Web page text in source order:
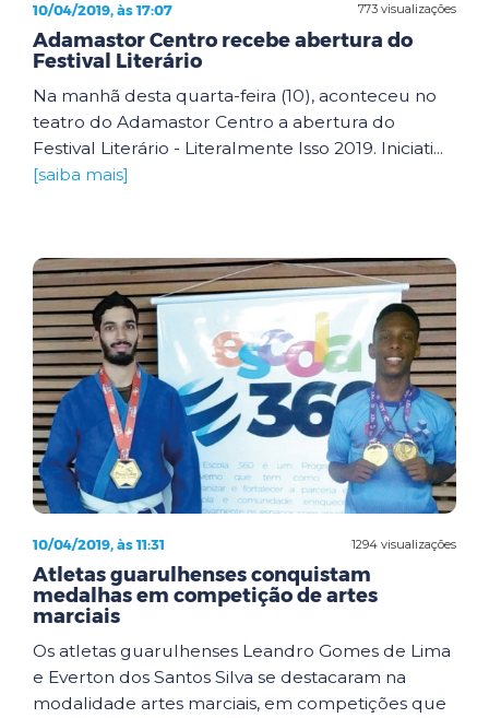
773 visualizações
10/04/2019, às 17:07
Adamastor Centro recebe abertura do
Festival Literário
Na manhã desta quarta-feira (10), aconteceu no
teatro do Adamastor Centro a abertura do
Festival Literário - Literalmente Isso 2019. Iniciati...
[saiba mais]
1294 visualizações
10/04/2019, às 11:31
Atletas guarulhenses conquistam
medalhas em competição de artes
marciais
Os atletas guarulhenses Leandro Gomes de Lima
e Everton dos Santos Silva se destacaram na
modalidade artes marciais, em competições que